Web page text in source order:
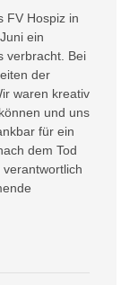
FV Hospiz in
ein
verbracht. Bei
der
waren kreativ
und uns
für ein
dem Tod